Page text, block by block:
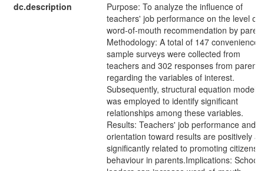
dc.description
Purpose: To analyze the influence of
teachers' job performance on the level of
word-of-mouth recommendation by
Methodology: A total of 147 convenience-
sample surveys were collected from
teachers and 302 responses from parents
regarding the variables of interest.
Subsequently, structural equation
was employed to identify significant
relationships among these variables.
Results: Teachers' job performance and
orientation toward results are positively
significantly related to promoting
behaviour in parents.Implications: School